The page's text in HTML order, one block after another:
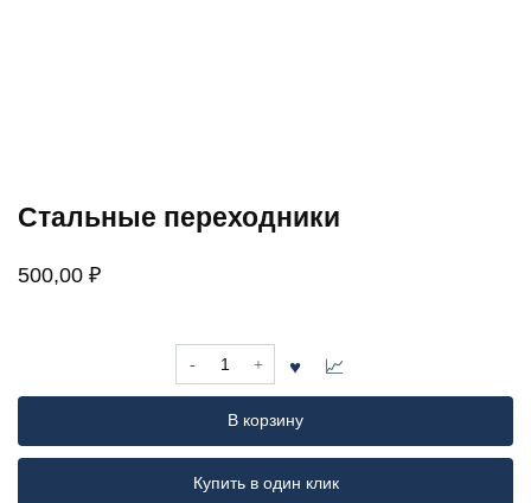
Стальные переходники
500,00 ₽
Количество
товара
переходники
В корзину
Купить в один клик